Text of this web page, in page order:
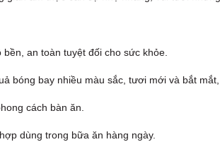
an toàn tuyệt đối cho sức khỏe.
bóng bay nhiều màu sắc, tươi mới và bắt
cách bàn ăn.
dùng trong bữa ăn hàng ngày.